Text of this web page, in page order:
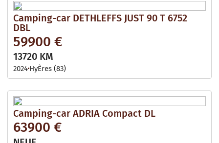
Camping-car DETHLEFFS JUST 90 T 6752
DBL
59900 €
13720 KM
2024 HyÈres (83)
Camping-car ADRIA Compact DL
63900 €